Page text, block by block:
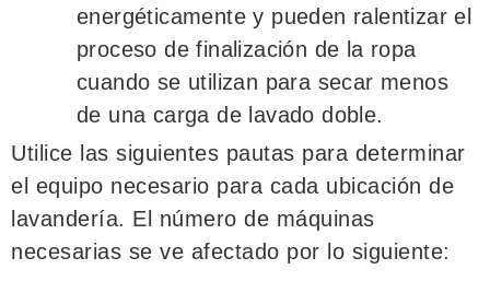
energéticamente y pueden ralentizar el
proceso de finalización de la ropa
cuando se utilizan para secar menos
de una carga de lavado doble.
Utilice las siguientes pautas para determinar
el equipo necesario para cada ubicación de
lavandería. El número de máquinas
necesarias se ve afectado por lo siguiente: